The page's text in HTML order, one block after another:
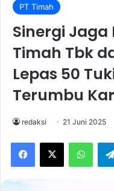
PT Timah
Sinergi Jaga
Timah Tbk
Lepas 50
Terumbu
redaksi 21 Juni 2025
Facebook
X